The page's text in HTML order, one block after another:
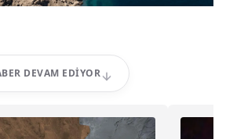
DEVAM EDIYOR